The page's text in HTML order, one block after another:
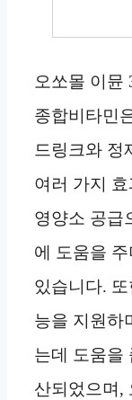
오쏘몰 이뮨
종합비타민
드링크와 정
여러 가지
영양소 공급
에 도움을
있습니다.
능을 지원하
는데 도움을
산되었으며,